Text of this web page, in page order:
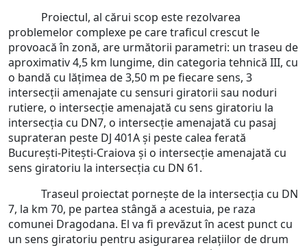
Proiectul, al cărui scop este rezolvarea
problemelor complexe pe care traficul crescut le
provoacă în zonă, are următorii parametri: un traseu de
aproximativ 4,5 km lungime, din categoria tehnică III, cu
o bandă cu lățimea de 3,50 m pe fiecare sens, 3
intersecții amenajate cu sensuri giratorii sau noduri
rutiere, o intersecție amenajată cu sens giratoriu la
intersecția cu DN7, o intersecție amenajată cu pasaj
suprateran peste DJ 401A și peste calea ferată
București-Pitești-Craiova și o intersecție amenajată cu
sens giratoriu la intersecția cu DN 61.
Traseul proiectat pornește de la intersecția cu DN
7, la km 70, pe partea stângă a acestuia, pe raza
comunei Dragodana. El va fi prevăzut în acest punct cu
un sens giratoriu pentru asigurarea relațiilor de drum